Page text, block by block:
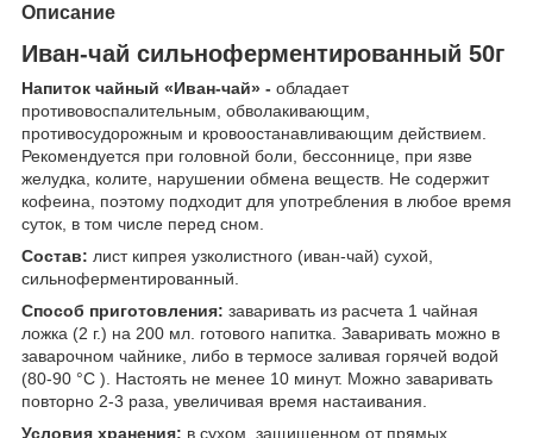
Описание
Иван-чай сильноферментированный 50г
Напиток чайный «Иван-чай» - обладает
противовоспалительным, обволакивающим,
противосудорожным и кровоостанавливающим действием.
Рекомендуется при головной боли, бессоннице, при язве
желудка, колите, нарушении обмена веществ. Не содержит
кофеина, поэтому подходит для употребления в любое время
суток, в том числе перед сном.
Состав: лист кипрея узколистного (иван-чай) сухой,
сильноферментированный.
Способ приготовления: заваривать из расчета 1 чайная
ложка (2 г.) на 200 мл. готового напитка. Заваривать можно в
заварочном чайнике, либо в термосе заливая горячей водой
(80-90 °C ). Настоять не менее 10 минут. Можно заваривать
повторно 2-3 раза, увеличивая время настаивания.
Условия хранения: в сухом, защищенном от прямых